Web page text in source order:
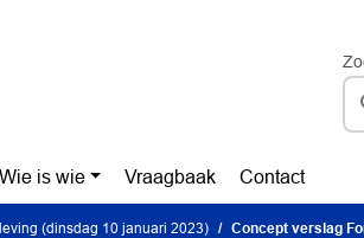
Wie is wie Vraagbaak Contact
(dinsdag 10 januari 2023) Concept verslag